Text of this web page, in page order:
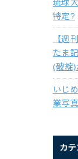
琉球
特定?
【週
たま
(破綻)
いじ
業写
カ